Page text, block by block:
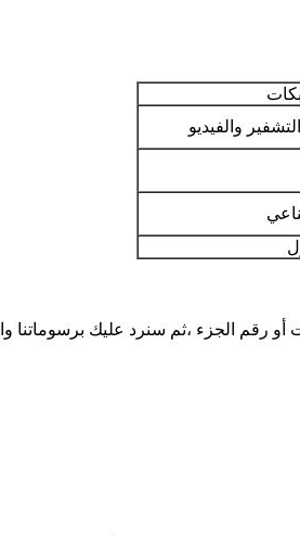
والفيديو
أو رقم الجزء ،ثم سنرد عليك برسوماتنا